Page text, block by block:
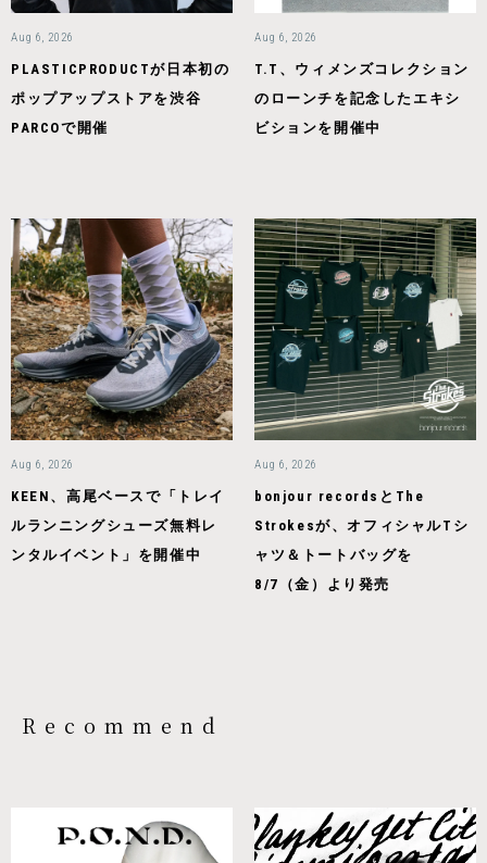
Aug 6, 2026
PLASTICPRODUCTが日本初の
ポップアップストアを渋谷
PARCOで開催
Aug 6, 2026
T.T、ウィメンズコレクション
のローンチを記念したエキシ
ビションを開催中
Aug 6, 2026
KEEN、高尾ベースで「トレイ
ルランニングシューズ無料レ
ンタルイベント」を開催中
Aug 6, 2026
bonjour recordsとThe
Strokesが、オフィシャルTシ
ャツ＆トートバッグを
8/7（金）より発売
Recommend